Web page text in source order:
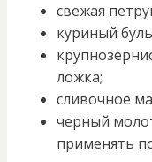
свежая
куриный
ложка;
сливочное
черный
применять